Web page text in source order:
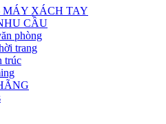
MÁY XÁCH TAY
CẦU
phòng
trang
trúc